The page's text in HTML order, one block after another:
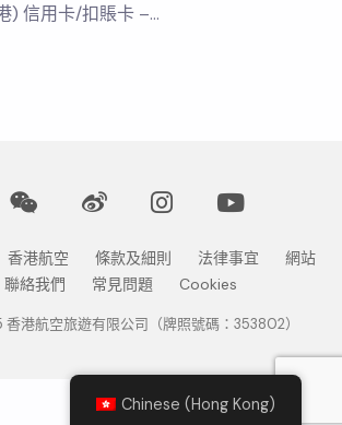
) 信用卡/扣賬卡 –…
香港航空 條款及細則 法律事宜
網站
聯絡我們 常見問題 Cookies
港航空旅遊有限公司（牌照號碼：353802）
Chinese (Hong Kong)